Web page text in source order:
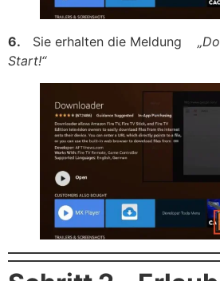
6. Sie erhalten die Meldung
Start!“